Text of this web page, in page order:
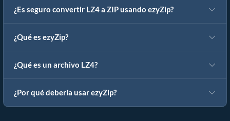
¿Es seguro convertir LZ4 a ZIP usando ezyZip?
¿Qué es ezyZip?
¿Qué es un archivo LZ4?
¿Por qué debería usar ezyZip?